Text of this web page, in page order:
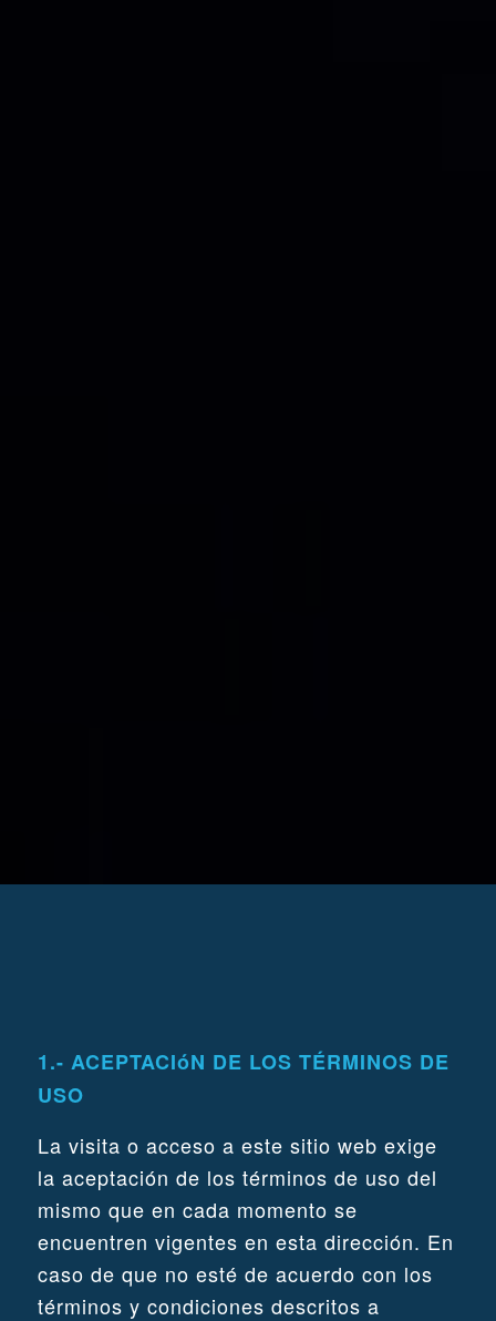
1.- ACEPTACIóN DE LOS TÉRMINOS DE
USO
La visita o acceso a este sitio web exige
la aceptación de los términos de uso del
mismo que en cada momento se
encuentren vigentes en esta dirección. En
caso de que no esté de acuerdo con los
términos y condiciones descritos a